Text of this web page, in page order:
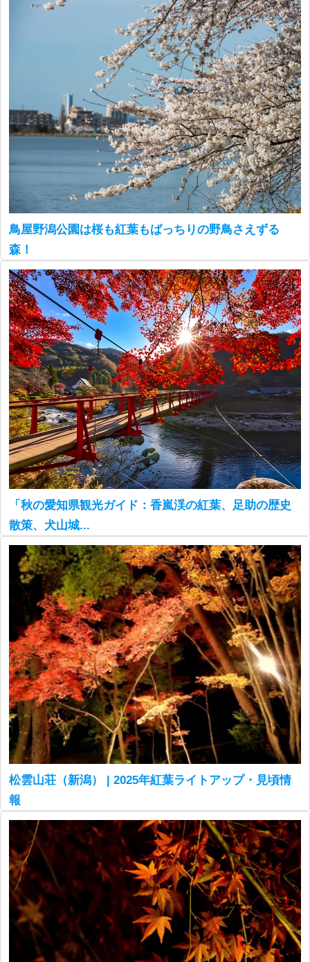
鳥屋野潟公園は桜も紅葉もばっちりの野鳥さえずる
森！
「秋の愛知県観光ガイド：香嵐渓の紅葉、足助の歴史
散策、犬山城...
松雲山荘（新潟） | 2025年紅葉ライトアップ・見頃情
報